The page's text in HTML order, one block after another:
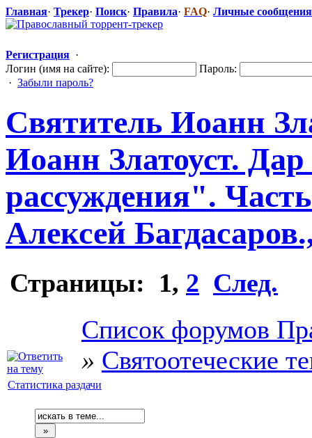
Главная· Трекер· Поиск· Правила· FAQ· Личные сообщения
Регистрация ·
Логин (имя на сайте):
Пароль:
· Забыли пароль?
Святитель Иоанн
Иоанн Златоуст.
рассуждения".
Алексей
Страницы: 1, 2 След.
Список форумов
» Святоотеческие
Статистика раздачи